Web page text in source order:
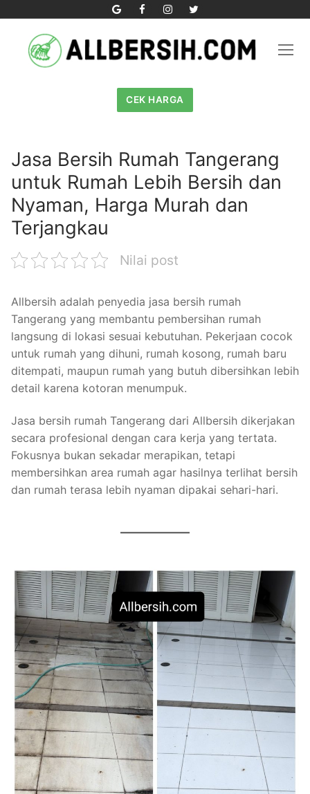
content
CEK HARGA
Jasa Bersih Rumah Tangerang
untuk Rumah Lebih Bersih dan
Nyaman, Harga Murah dan
Terjangkau
Nilai post
Allbersih adalah penyedia jasa bersih rumah
Tangerang yang membantu pembersihan rumah
langsung di lokasi sesuai kebutuhan. Pekerjaan cocok
untuk rumah yang dihuni, rumah kosong, rumah baru
ditempati, maupun rumah yang butuh dibersihkan lebih
detail karena kotoran menumpuk.
Jasa bersih rumah Tangerang dari Allbersih dikerjakan
secara profesional dengan cara kerja yang tertata.
Fokusnya bukan sekadar merapikan, tetapi
membersihkan area rumah agar hasilnya terlihat bersih
dan rumah terasa lebih nyaman dipakai sehari-hari.